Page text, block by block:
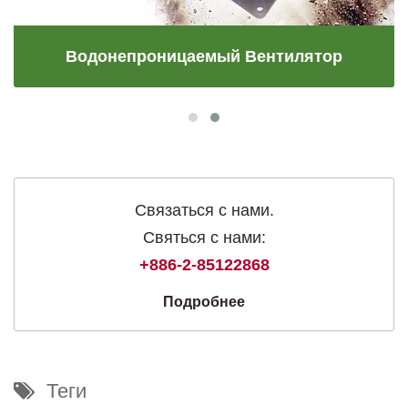
Водонепроницаемый Вентилятор
Связаться с нами.
Святься с нами:
+886-2-85122868
Подробнее
Теги